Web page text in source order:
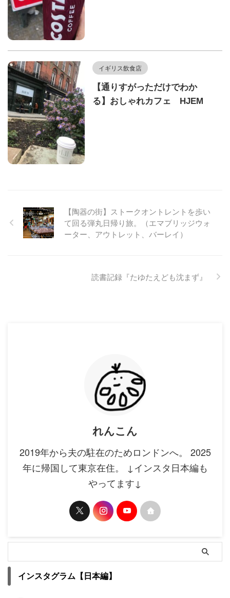
イギリス飲食店
【通りすがっただけでわか
る】おしゃれカフェ HJEM
【陶器の街】ストークオントレントを歩い
て回る弾丸日帰り旅。（エマブリッジウォ
ーター、アウトレット、バーレイ）
読書記録『たゆたえども沈まず』
れんこん
2019年から夫の駐在のためロンドンへ。 2025
年に帰国して東京在住。 ↓インスタ日本編も
やってます↓
インスタグラム【日本編】